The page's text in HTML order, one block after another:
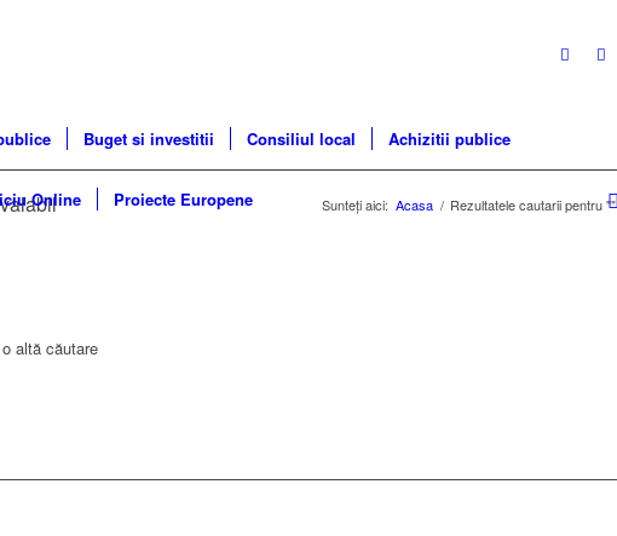
Buget si investitii Consiliul local Achizitii publice
Online Proiecte Europene Sunteți aici: Acasa / Rezultatele cautarii pentru ""
altă căutare